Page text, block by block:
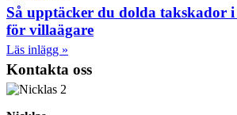
Så upptäcker du dolda takskador
för villaägare
Läs inlägg »
Kontakta oss